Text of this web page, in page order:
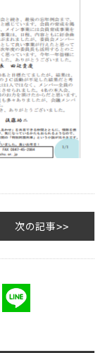
次の記事